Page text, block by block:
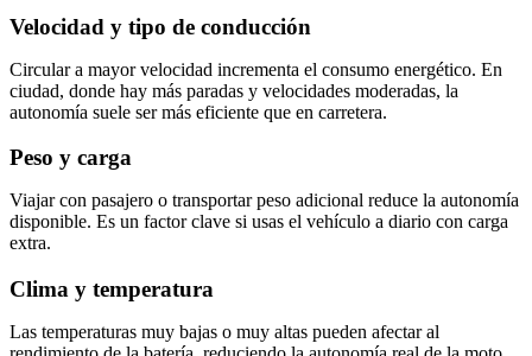
Velocidad y tipo de conducción
Circular a mayor velocidad incrementa el consumo energético. En
ciudad, donde hay más paradas y velocidades moderadas, la
autonomía suele ser más eficiente que en carretera.
Peso y carga
Viajar con pasajero o transportar peso adicional reduce la autonomía
disponible. Es un factor clave si usas el vehículo a diario con carga
extra.
Clima y temperatura
Las temperaturas muy bajas o muy altas pueden afectar al